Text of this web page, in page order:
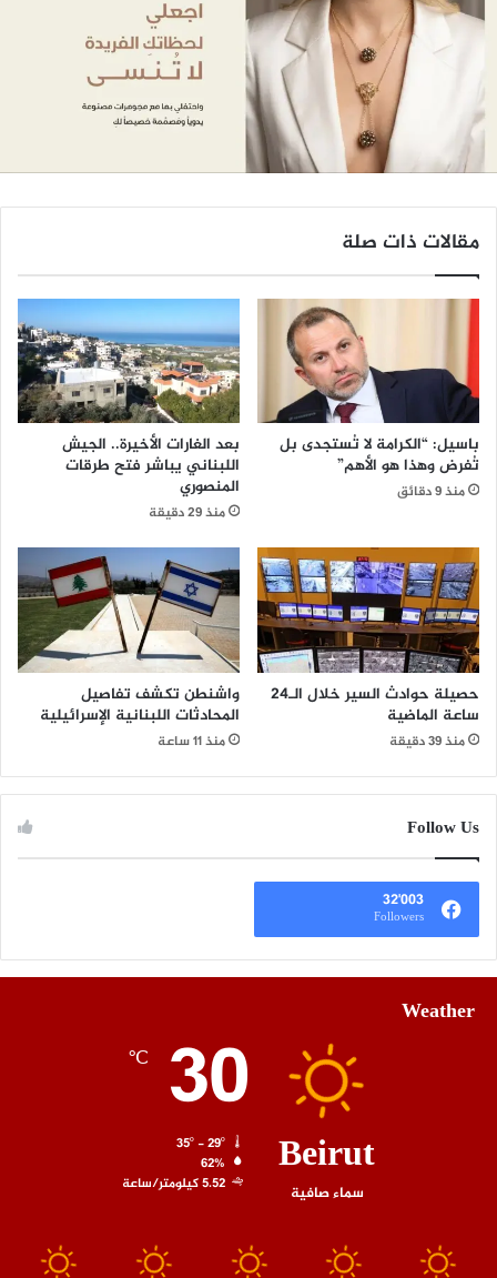
مقالات ذات صلة
باسيل: “الكرامة لا تُستجدى بل
تُفرض وهذا هو الأهم”
منذ 9 دقائق
بعد الغارات الأخيرة.. الجيش
اللبناني يباشر فتح طرقات
المنصوري
منذ 29 دقيقة
حصيلة حوادث السير خلال الـ24
ساعة الماضية
منذ 39 دقيقة
واشنطن تكشف تفاصيل
المحادثات اللبنانية الإسرائيلية
منذ 11 ساعة
Follow Us
32٬003
Followers
Weather
Beirut
سماء صافية
30
℃
62%
5.52 كيلومتر/ساعة